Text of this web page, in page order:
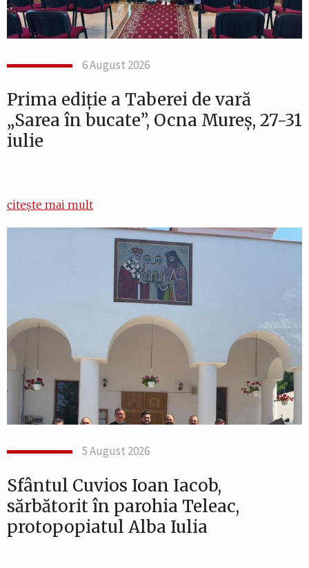
6 August 2026
Prima ediție a Taberei de vară
„Sarea în bucate”, Ocna Mureș, 27-31
iulie
citește mai mult
5 August 2026
Sfântul Cuvios Ioan Iacob,
sărbătorit în parohia Teleac,
protopopiatul Alba Iulia